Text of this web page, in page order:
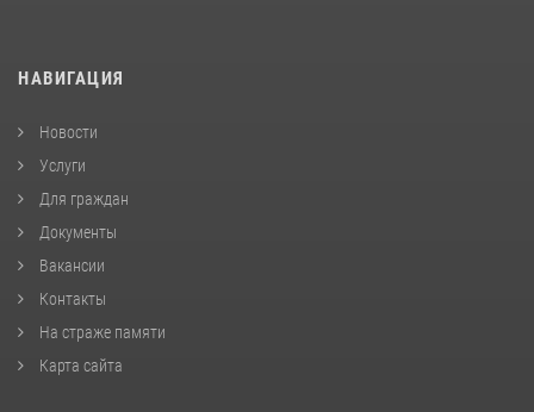
НАВИГАЦИЯ
Новости
Услуги
Для граждан
Документы
Вакансии
Контакты
На страже памяти
Карта сайта